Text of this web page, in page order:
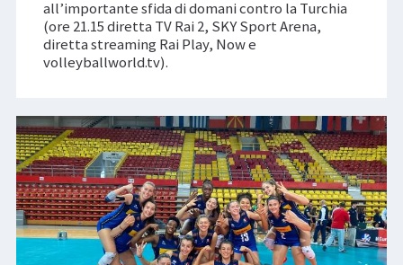
all’importante sfida di domani contro la Turchia
(ore 21.15 diretta TV Rai 2, SKY Sport Arena,
diretta streaming Rai Play, Now e
volleyballworld.tv).